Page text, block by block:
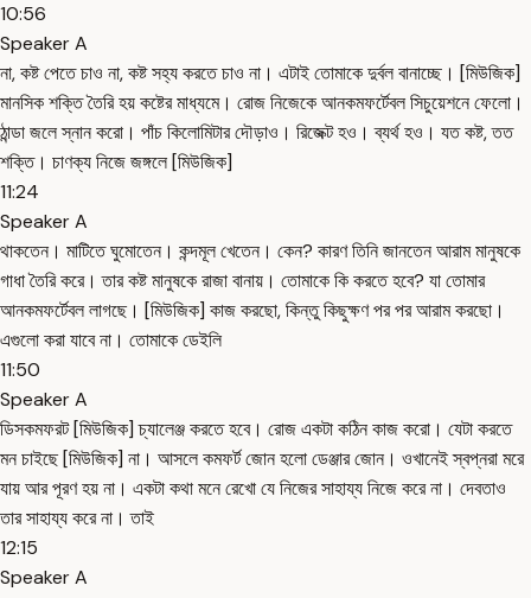
10:56
Speaker A
না, কষ্ট পেতে চাও না, কষ্ট সহ্য করতে চাও না। এটাই তোমাকে দুর্বল বানাচ্ছে। [মিউজিক]
মানসিক শক্তি তৈরি হয় কষ্টের মাধ্যমে। রোজ নিজেকে আনকমফর্টেবল সিচুয়েশনে ফেলো।
ঠান্ডা জলে স্নান করো। পাঁচ কিলোমিটার দৌড়াও। রিজেক্ট হও। ব্যর্থ হও। যত কষ্ট, তত
শক্তি। চাণক্য নিজে জঙ্গলে [মিউজিক]
11:24
Speaker A
থাকতেন। মাটিতে ঘুমোতেন। কন্দমূল খেতেন। কেন? কারণ তিনি জানতেন আরাম মানুষকে
গাধা তৈরি করে। তার কষ্ট মানুষকে রাজা বানায়। তোমাকে কি করতে হবে? যা তোমার
আনকমফর্টেবল লাগছে। [মিউজিক] কাজ করছো, কিন্তু কিছুক্ষণ পর পর আরাম করছো।
এগুলো করা যাবে না। তোমাকে ডেইলি
11:50
Speaker A
ডিসকমফরট [মিউজিক] চ্যালেঞ্জ করতে হবে। রোজ একটা কঠিন কাজ করো। যেটা করতে
মন চাইছে [মিউজিক] না। আসলে কমফর্ট জোন হলো ডেঞ্জার জোন। ওখানেই স্বপ্নরা মরে
যায় আর পূরণ হয় না। একটা কথা মনে রেখো যে নিজের সাহায্য নিজে করে না। দেবতাও
তার সাহায্য করে না। তাই
12:15
Speaker A